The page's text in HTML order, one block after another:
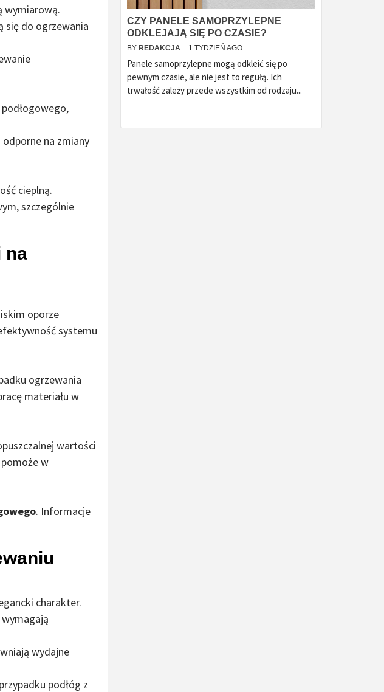
wymiarową.
się do ogrzewania
na zmiany
cieplną.
szczególnie
na
oporze
systemu
ogrzewania
materiału w
wartości
w
. Informacje
charakter.
wydajne
podłóg z
CZY PANELE SAMOPRZYLEPNE
ODKLEJAJĄ SIĘ PO CZASIE?
BY REDAKCJA 1 TYDZIEŃ AGO
Panele samoprzylepne mogą odkleić się po
pewnym czasie, ale nie jest to regułą. Ich
trwałość zależy przede wszystkim od rodzaju...